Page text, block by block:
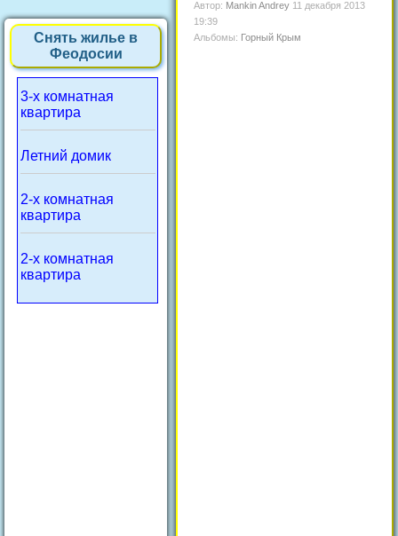
Снять жилье в
Феодосии
3-х комнатная
квартира
Летний домик
2-х комнатная
квартира
2-х комнатная
квартира
Автор: Mankin Andrey 11 декабря 2013
19:39
Альбомы: Горный Крым